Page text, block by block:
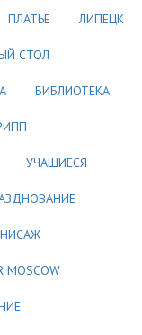
ПЛАТЬЕ ЛИПЕЦК
СТОЛ
БИБЛИОТЕКА
УЧАЩИЕСЯ
MOSCOW